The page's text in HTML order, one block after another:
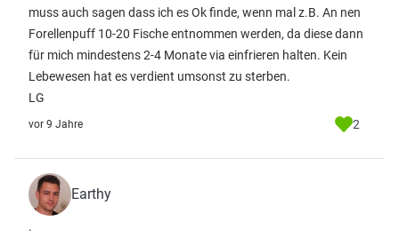
muss auch sagen dass ich es Ok finde, wenn mal z.B. An nen
Forellenpuff 10-20 Fische entnommen werden, da diese dann
für mich mindestens 2-4 Monate via einfrieren halten. Kein
Lebewesen hat es verdient umsonst zu sterben.
LG
vor 9 Jahre 2
Earthy
.